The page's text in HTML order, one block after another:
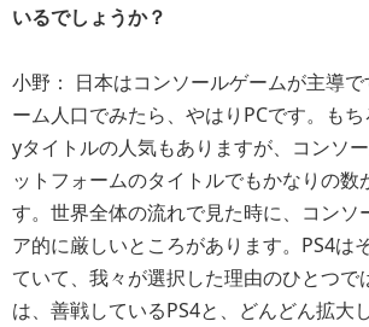
いるでしょうか？
小野： 日本はコンソールゲームが主導
ーム人口でみたら、やはりPCです。も
yタイトルの人気もありますが、コンソ
ットフォームのタイトルでもかなりの数
す。世界全体の流れで見た時に、コンソ
ア的に厳しいところがあります。PS4は
ていて、我々が選択した理由のひとつで
は、善戦しているPS4と、どんどん拡大